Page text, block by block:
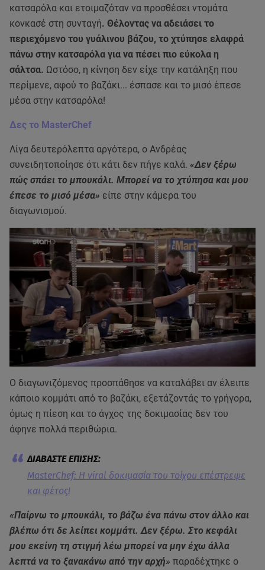
κατσαρόλα και ετοιμαζόταν να προσθέσει ντομάτα
κονκασέ στη συνταγή. Θέλοντας να αδειάσει το
περιεχόμενο του γυάλινου βάζου, το χτύπησε ελαφρά
πάνω στην κατσαρόλα για να πέσει πιο εύκολα η
σάλτσα. Ωστόσο, η κίνηση δεν είχε την κατάληξη που
περίμενε, αφού το βαζάκι... έσπασε και το μισό έπεσε
μέσα στην κατσαρόλα!
Δες το MasterChef
Λίγα δευτερόλεπτα αργότερα, ο Ανδρέας
συνειδητοποίησε ότι κάτι δεν πήγε καλά. «Δεν ξέρω
πώς σπάει το μπουκάλι. Μπορεί να το χτύπησα και μου
έπεσε το μισό μέσα» είπε στην κάμερα του
διαγωνισμού.
Ο διαγωνιζόμενος προσπάθησε να καταλάβει αν έλειπε
κάποιο κομμάτι από το βαζάκι, εξετάζοντάς το γρήγορα,
όμως η πίεση και το άγχος της δοκιμασίας δεν του
άφηνε πολλά περιθώρια.
MasterChef: Η viral δοκιμασία του τοίχου επέστρεψε
και φέτος!
«Παίρνω το μπουκάλι, το βάζω ένα πάνω στον άλλο και
βλέπω ότι δε λείπει κομμάτι. Δεν ξέρω. Στο κεφάλι
μου εκείνη τη στιγμή λέω μπορεί να μην έχω άλλα
λεπτά να το ξανακάνω από την αρχή» παραδέχτηκε ο